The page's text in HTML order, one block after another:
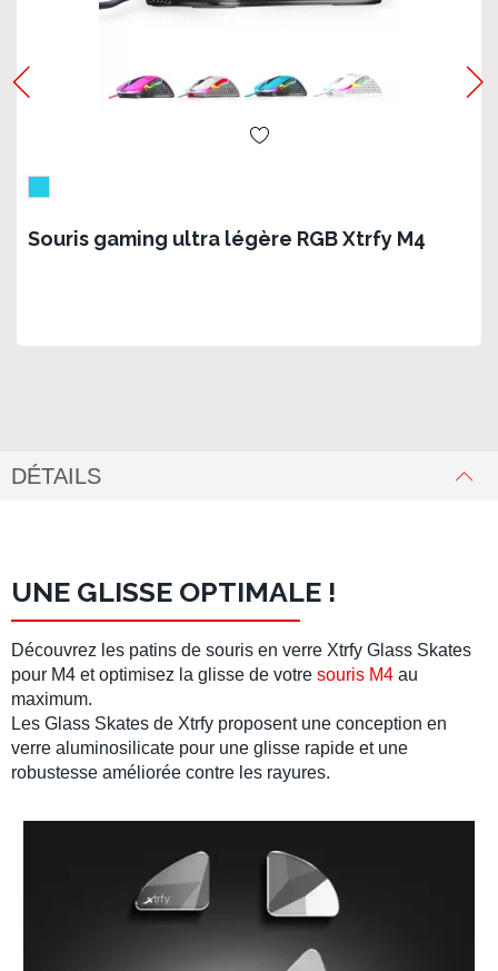
Souris gaming ultra légère RGB Xtrfy M4
DÉTAILS
UNE GLISSE OPTIMALE !
Découvrez les patins de souris en verre Xtrfy Glass Skates
pour M4 et optimisez la glisse de votre souris M4 au
maximum.
Les Glass Skates de Xtrfy proposent une conception en
verre aluminosilicate pour une glisse rapide et une
robustesse améliorée contre les rayures.